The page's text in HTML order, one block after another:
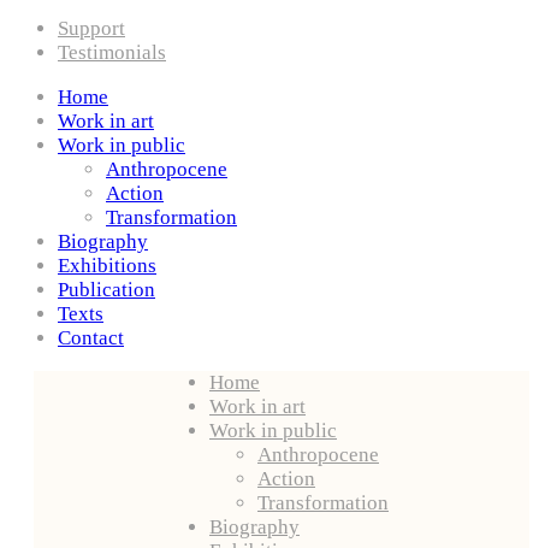
Support
Testimonials
Home
Work in art
Work in public
Anthropocene
Action
Transformation
Biography
Exhibitions
Publication
Texts
Contact
Home
Work in art
Work in public
Anthropocene
Action
Transformation
Biography